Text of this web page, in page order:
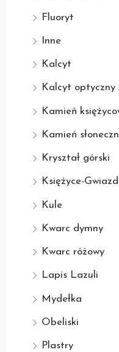
Fluoryt
Inne
Kalcyt
Kalcyt
Kamień
Kamień
Kryształ górski
Księżyce-
Kule
Kwarc dymny
Kwarc różowy
Lapis Lazuli
Mydełka
Obeliski
Plastry